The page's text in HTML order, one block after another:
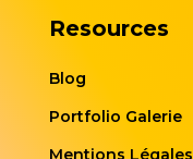
Resources
Blog
Portfolio Galerie
Mentions Légales